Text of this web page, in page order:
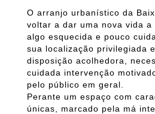
t
i
o
n
O arranjo urbanístico da
voltar a dar uma nova vida a
algo esquecida e pouco
sua localização privilegiada
disposição acolhedora,
cuidada intervenção
pelo público em geral.
Perante um espaço com
únicas, marcado pela má